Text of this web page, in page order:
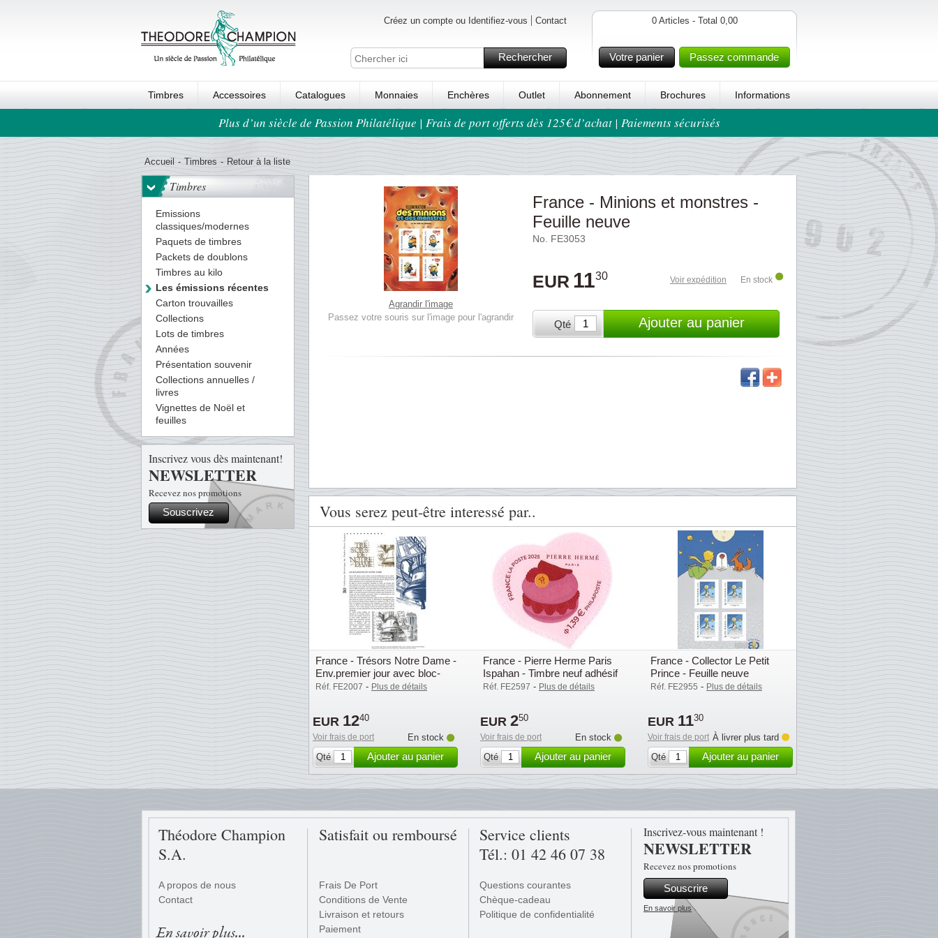
Créez un compte ou Identifiez-vous Contact
Rechercher
0 Articles - Total 0,00
Votre panier Passez commande
Timbres Accessoires Catalogues Monnaies Enchères Outlet Abonnement Brochures Informations
Ordre au panierPlus d’un siècle de Passion Philatélique | Frais de port offerts dès 125€ d’achat | Paiements sécurisés
Accueil - Timbres - Retour à la liste
Timbres
Emissions
classiques/modernes
Paquets de timbres
Packets de doublons
Timbres au kilo
Les émissions récentes
Carton trouvailles
Collections
Lots de timbres
Années
Présentation souvenir
Collections annuelles /
livres
Vignettes de Noël et
feuilles
Inscrivez vous dès maintenant!
NEWSLETTER
Recevez nos promotions
Souscrivez
Agrandir l'image
Passez votre souris sur l'image pour l'agrandir
France - Minions et monstres -
Feuille neuve
No. FE3053
EUR 1130 Voir expédition En stock
Qté Ajouter au panier
Vous serez peut-être interessé par..
France - Trésors Notre Dame -
Env.premier jour avec bloc-
feuillet
Réf. FE2007 - Plus de détails
EUR 1240
Voir frais de port
En stock
Qté
Ajouter au panier
France - Pierre Herme Paris
Ispahan - Timbre neuf adhésif
Réf. FE2597 - Plus de détails
EUR 250
Voir frais de port
En stock
Qté
Ajouter au panier
France - Collector Le Petit
Prince - Feuille neuve
Réf. FE2955 - Plus de détails
EUR 1130
Voir frais de port À livrer plus tard
Qté
Ajouter au panier
Théodore Champion
S.A.
A propos de nous
Contact
En savoir plus...
Satisfait ou remboursé
Frais De Port
Conditions de Vente
Livraison et retours
Paiement
Service clients
Tél.: 01 42 46 07 38
Questions courantes
Chèque-cadeau
Politique de confidentialité
Inscrivez-vous maintenant !
NEWSLETTER
Recevez nos promotions
Souscrire
En savoir plus